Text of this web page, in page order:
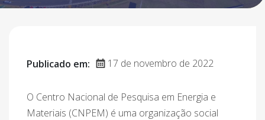
Publicado em: 17 de novembro de 2022
O Centro Nacional de Pesquisa em Energia e
Materiais (CNPEM) é uma organização social